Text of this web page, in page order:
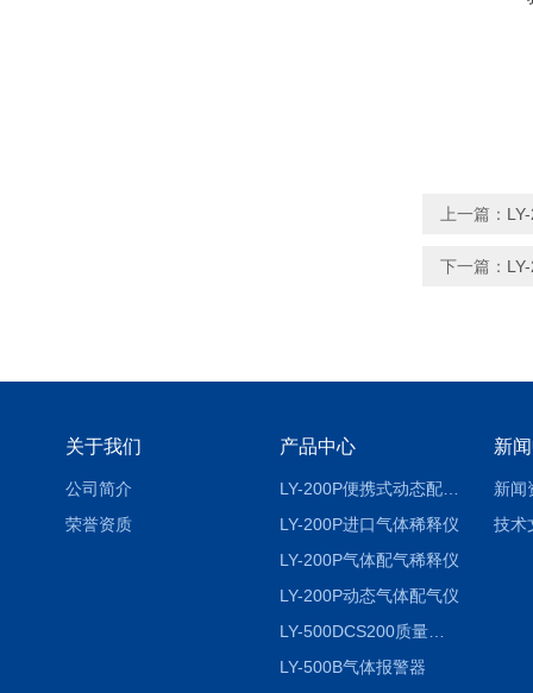
上一篇：
下一篇：
关于我们
公司简介
荣誉资质
产品中心
LY-200P便携式动态配气仪进口
LY-200P进口气体稀释仪
LY-200P气体配气稀释仪
LY-200P动态气体配气仪
LY-500DCS200质量流量控制仪
LY-500B气体报警器
新
新闻
技术